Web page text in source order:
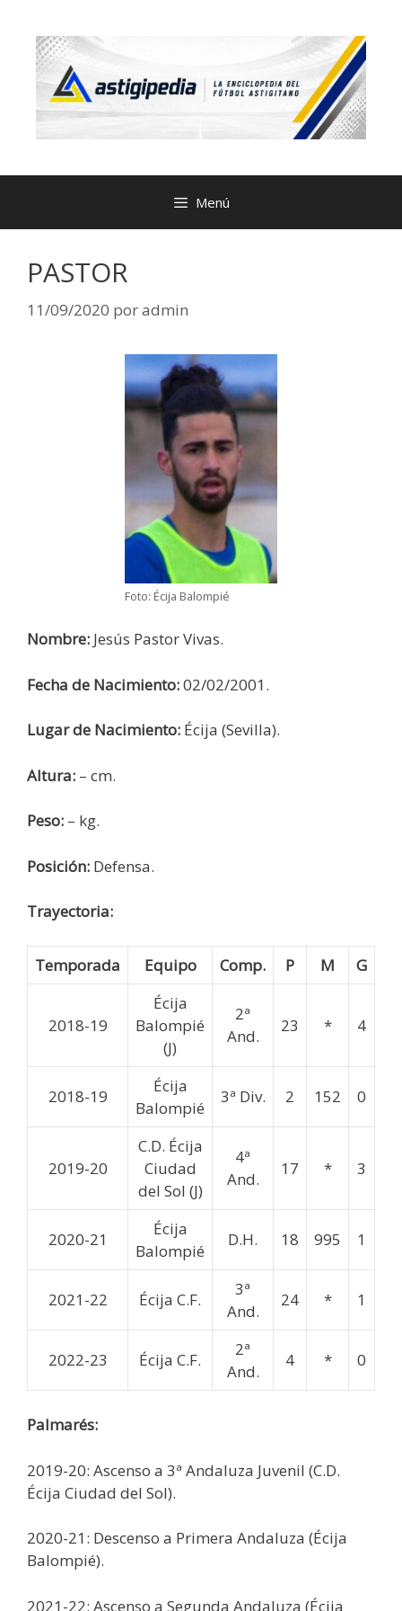
Menú
PASTOR
11/09/2020 poradmin
Foto: Écija Balompié
Nombre: Jesús Pastor Vivas.
Fecha de Nacimiento:02/02/2001.
Lugar de Nacimiento: Écija (Sevilla).
Altura: – cm.
Peso: – kg.
Posición: Defensa.
Trayectoria:
Temporada Equipo Comp. P M G
2018-19
Écija
Balompié
(J)
2ª
And.
23 * 4
2018-19
Écija
Balompié
3ª Div. 2 152 0
2019-20
C.D. Écija
Ciudad
del Sol (J)
4ª
And.
17 * 3
2020-21
Écija
Balompié
D.H. 18 995 1
2021-22 Écija C.F.
3ª
And.
24 * 1
2022-23 Écija C.F.
2ª
And.
4 * 0
Palmarés:
2019-20: Ascenso a 3ª Andaluza Juvenil (C.D.
Écija Ciudad del Sol).
2020-21: Descenso a Primera Andaluza (Écija
Balompié).
2021-22: Ascenso a Segunda Andaluza (Écija